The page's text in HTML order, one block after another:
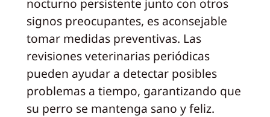
signos preocupantes, es aconsejable
tomar medidas preventivas. Las
revisiones veterinarias periódicas
pueden ayudar a detectar posibles
problemas a tiempo, garantizando que
su perro se mantenga sano y feliz.